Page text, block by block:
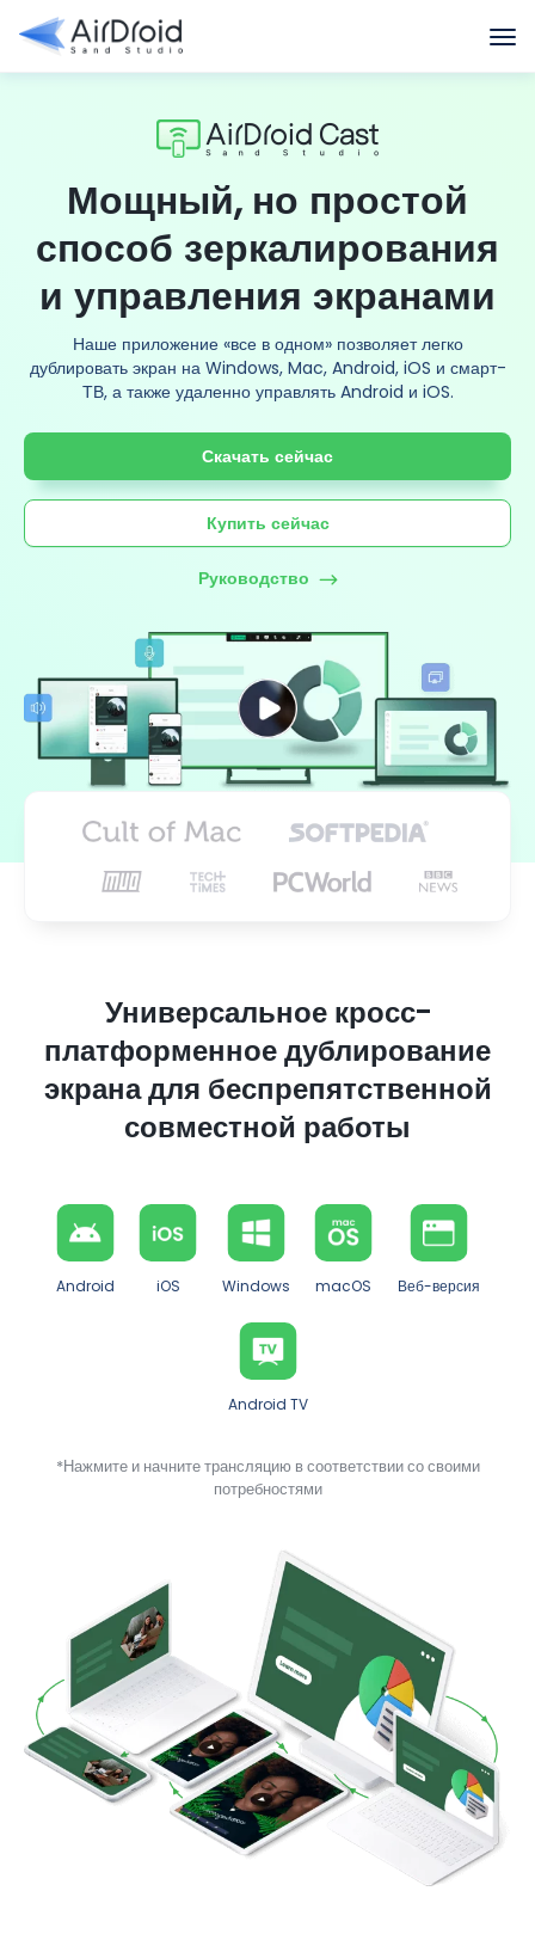
Мощный, но простой
способ зеркалирования
и управления экранами
Наше приложение «все в одном» позволяет легко
дублировать экран на Windows, Mac, Android, iOS и смарт-
ТВ, а также удаленно управлять Android и iOS.
Скачать сейчас
Купить сейчас
Руководство
Универсальное кросс-
платформенное дублирование
экрана для беспрепятственной
совместной работы
Android iOS Windows macOS Веб-версия
Android TV
*Нажмите и начните трансляцию в соответствии со своими
потребностями